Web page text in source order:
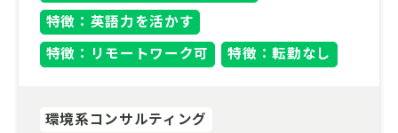
特徴：英語力を活かす
特徴：リモートワーク可
特徴：転勤なし
環境系コンサルティング